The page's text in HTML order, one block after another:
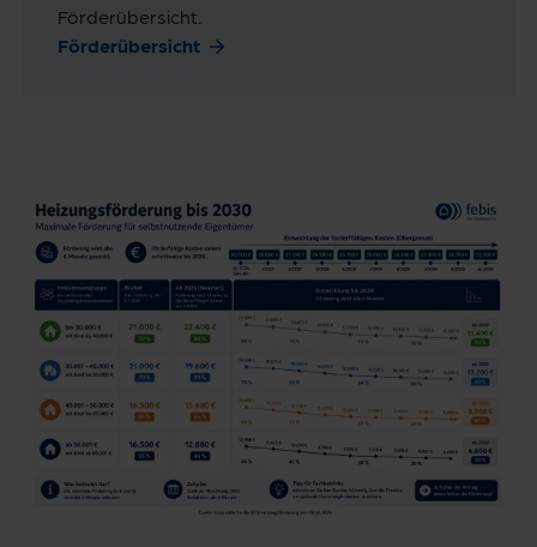
Förderübersicht.
Förderübersicht